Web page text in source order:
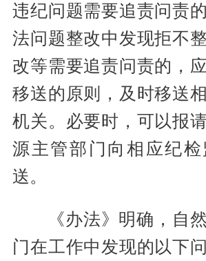
违纪问题需要追责问责
法问题整改中发现拒不
改等需要追责问责的，
移送的原则，及时移送
机关。必要时，可以报
源主管部门向相应纪
送。
《办法》明确，自然
门在工作中发现的以下